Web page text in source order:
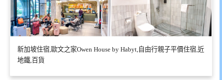
新加坡住宿,歐文之家Owen House by Habyt,自由行親子平價住宿,近
地鐵,百貨